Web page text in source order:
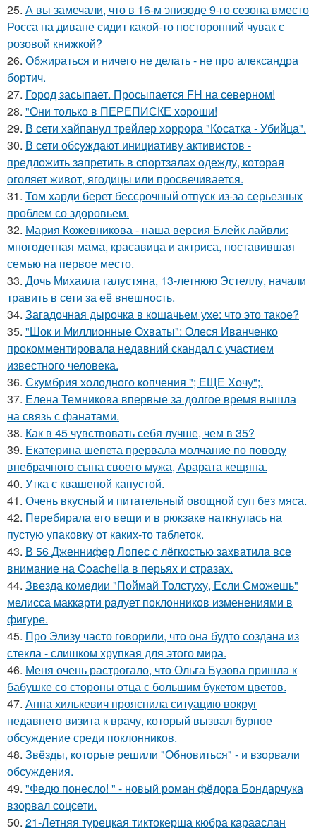
25. А вы замечали, что в 16-м эпизоде 9-го сезона вместо
Росса на диване сидит какой-то посторонний чувак с
розовой книжкой?
26. Обжираться и ничего не делать - не про александра
бортич.
27. Город засыпает. Просыпается FH на северном!
28. "Они только в ПЕРЕПИСКЕ хороши!
29. В сети хайпанул трейлер хоррора "Косатка - Убийца".
30. В сети обсуждают инициативу активистов -
предложить запретить в спортзалах одежду, которая
оголяет живот, ягодицы или просвечивается.
31. Том харди берет бессрочный отпуск из-за серьезных
проблем со здоровьем.
32. Мария Кожевникова - наша версия Блейк лайвли:
многодетная мама, красавица и актриса, поставившая
семью на первое место.
33. Дочь Михаила галустяна, 13-летнюю Эстеллу, начали
травить в сети за её внешность.
34. Загадочная дырочка в кошачьем ухе: что это такое?
35. "Шок и Миллионные Охваты": Олеся Иванченко
прокомментировала недавний скандал с участием
известного человека.
36. Скумбрия холодного копчения "; ЕЩЕ Хочу";.
37. Елена Темникова впервые за долгое время вышла
на связь с фанатами.
38. Как в 45 чувствовать себя лучше, чем в 35?
39. Екатерина шепета прервала молчание по поводу
внебрачного сына своего мужа, Арарата кещяна.
40. Утка с квашеной капустой.
41. Очень вкусный и питательный овощной суп без мяса.
42. Перебирала его вещи и в рюкзаке наткнулась на
пустую упаковку от каких-то таблеток.
43. В 56 Дженнифер Лопес с лёгкостью захватила все
внимание на Coachella в перьях и стразах.
44. Звезда комедии "Поймай Толстуху, Если Сможешь"
мелисса маккарти радует поклонников изменениями в
фигуре.
45. Про Элизу часто говорили, что она будто создана из
стекла - слишком хрупкая для этого мира.
46. Меня очень растрогало, что Ольга Бузова пришла к
бабушке со стороны отца с большим букетом цветов.
47. Анна хилькевич прояснила ситуацию вокруг
недавнего визита к врачу, который вызвал бурное
обсуждение среди поклонников.
48. Звёзды, которые решили "Обновиться" - и взорвали
обсуждения.
49. "Федю понесло! " - новый роман фёдора Бондарчука
взорвал соцсети.
50. 21-Летняя турецкая тиктокерша кюбра карааслан